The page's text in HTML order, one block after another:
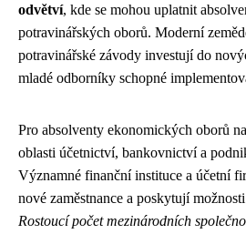
odvětví, kde se mohou uplatnit
potravinářských oborů. Moderní
potravinářské závody investují do
mladé odborníky schopné
Pro absolventy ekonomických oborů
oblasti účetnictví, bankovnictví a
Významné finanční instituce a účetní
nové zaměstnance a poskytují
Rostoucí počet mezinárodních